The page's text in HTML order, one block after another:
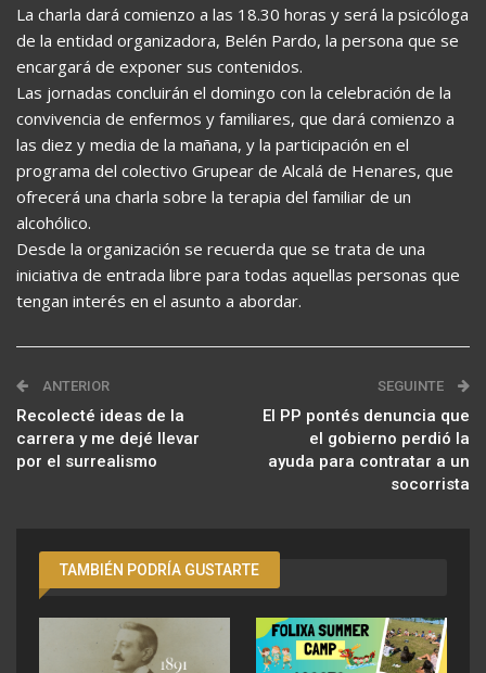
La charla dará comienzo a las 18.30 horas y será la psicóloga
de la entidad organizadora, Belén Pardo, la persona que se
encargará de exponer sus contenidos.
Las jornadas concluirán el domingo con la celebración de la
convivencia de enfermos y familiares, que dará comienzo a
las diez y media de la mañana, y la participación en el
programa del colectivo Grupear de Alcalá de Henares, que
ofrecerá una charla sobre la terapia del familiar de un
alcohólico.
Desde la organización se recuerda que se trata de una
iniciativa de entrada libre para todas aquellas personas que
tengan interés en el asunto a abordar.
ANTERIOR
Recolecté ideas de la
carrera y me dejé llevar
por el surrealismo
SEGUINTE
El PP pontés denuncia que
el gobierno perdió la
ayuda para contratar a un
socorrista
TAMBIÉN PODRÍA GUSTARTE